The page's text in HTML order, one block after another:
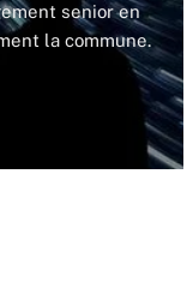
senior en
la commune.